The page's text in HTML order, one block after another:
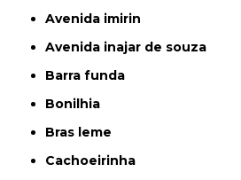
avenida imirin
avenida inajar de souza
barra funda
bonilhia
bras leme
cachoeirinha